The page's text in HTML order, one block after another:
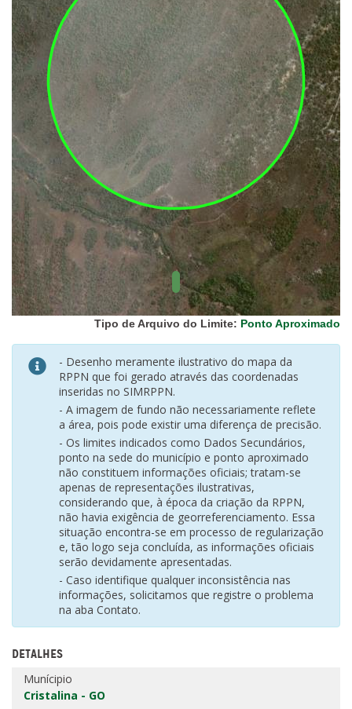
UC Federal
UC Estaduais
UC
Municipais
Hidrografia
1:1.000.000
(ANA)
Biomas
(IBGE)
Vegetação
(IBGE)
Rodovias
(IBGE)
Relevo
(IBGE)
Tipo de Arquivo do Limite: Ponto Aproximado
- Desenho meramente ilustrativo do mapa da
RPPN que foi gerado através das coordenadas
inseridas no SIMRPPN.
- A imagem de fundo não necessariamente reflete
a área, pois pode existir uma diferença de precisão.
- Os limites indicados como Dados Secundários,
ponto na sede do município e ponto aproximado
não constituem informações oficiais; tratam-se
apenas de representações ilustrativas,
considerando que, à época da criação da RPPN,
não havia exigência de georreferenciamento. Essa
situação encontra-se em processo de regularização
e, tão logo seja concluída, as informações oficiais
serão devidamente apresentadas.
- Caso identifique qualquer inconsistência nas
informações, solicitamos que registre o problema
na aba Contato.
DETALHES
Munícipio
Cristalina - GO